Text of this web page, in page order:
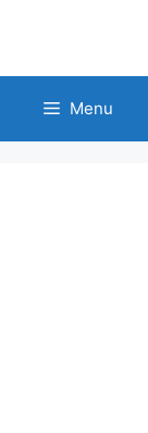
Menu